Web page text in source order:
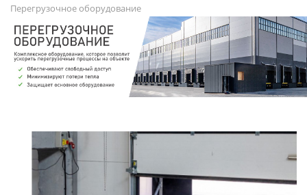
Перегрузочное оборудование